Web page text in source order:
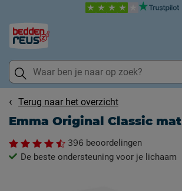
Terug naar het overzicht
Emma Original Classic
396 beoordelingen
De beste ondersteuning voor je lichaam